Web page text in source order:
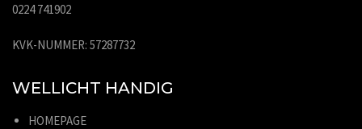
0224 741902
KVK-NUMMER: 57287732
WELLICHT HANDIG
HOMEPAGE